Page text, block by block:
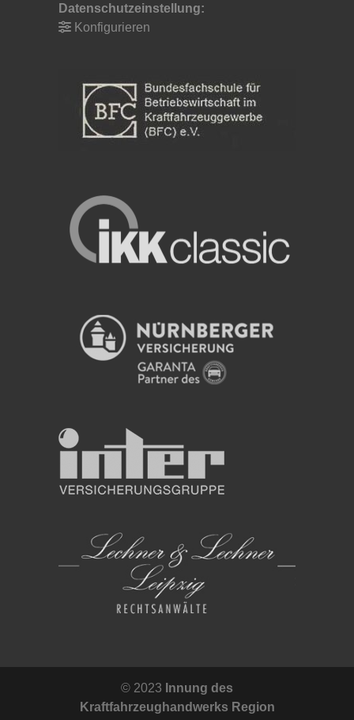
Datenschutzeinstellung:
Konfigurieren
© 2023 Innung des
Kraftfahrzeughandwerks Region